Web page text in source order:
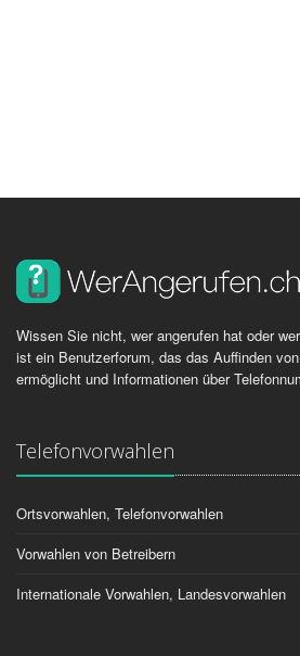
Wissen Sie nicht, wer angerufen hat oder
ist ein Benutzerforum, das das Auffinden
ermöglicht und Informationen über
Telefonvorwahlen
Ortsvorwahlen, Telefonvorwahlen
Vorwahlen von Betreibern
Internationale Vorwahlen, Landesvorwahlen